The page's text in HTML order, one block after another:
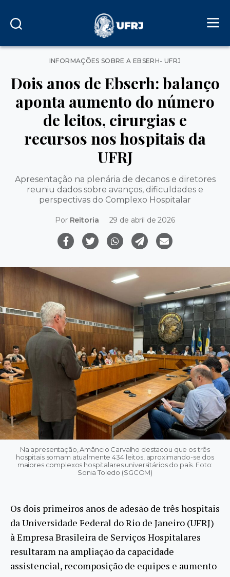
Categorias
INFORMAÇÕES SOBRE A EBSERH- UFRJ
Dois anos de Ebserh: balanço
aponta aumento do número
de leitos, cirurgias e
recursos nos hospitais da
UFRJ
Apresentação na plenária de decanos e diretores
reuniu dados sobre avanços, dificuldades e
perspectivas do Complexo Hospitalar
Por Reitoria 29 de abril de 2026
Na apresentação, Amâncio Carvalho destacou que os três
hospitais somam atualmente 434 leitos, aproximando-se dos
maiores complexos hospitalares universitários do país. Foto:
Sonia Toledo (SGCOM)
Os dois primeiros anos de adesão de três hospitais
da Universidade Federal do Rio de Janeiro (UFRJ)
à Empresa Brasileira de Serviços Hospitalares
resultaram na ampliação da capacidade
assistencial, recomposição de equipes e aumento